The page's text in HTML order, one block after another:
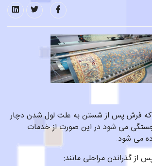
فرش پس از شستن به علت لول شدن دچار
می شود در این صورت از خدمات
می شود.
از گذراندن مراحلی مانند: